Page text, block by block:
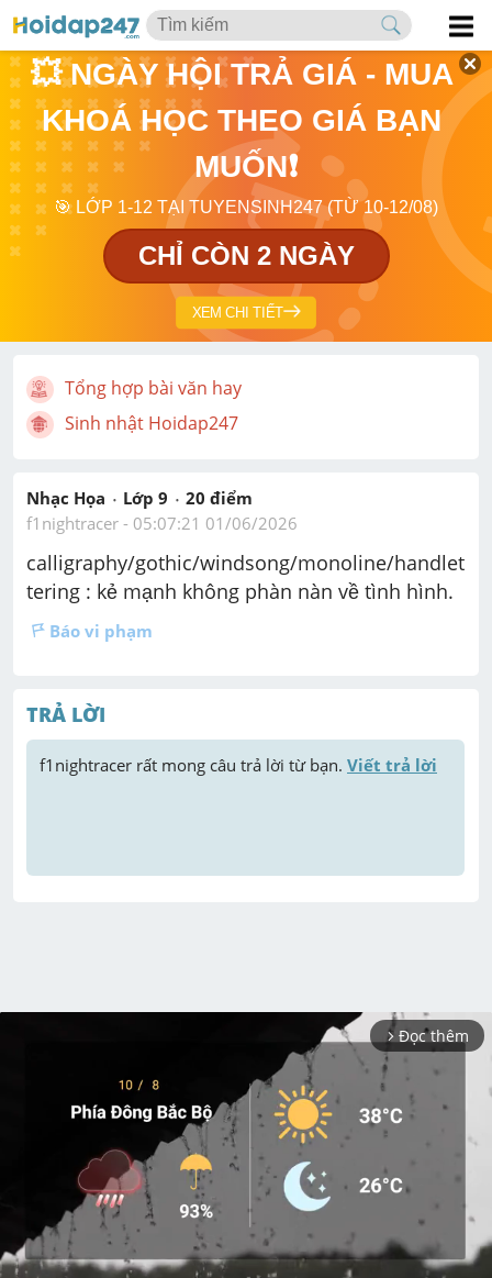
💥 NGÀY HỘI TRẢ GIÁ - MUA
KHOÁ HỌC THEO GIÁ BẠN
MUỐN❗
🎯 LỚP 1-12 TẠI TUYENSINH247 (TỪ 10-12/08)
CHỈ CÒN 2 NGÀY
XEM CHI TIẾT
Tổng hợp bài văn hay
Sinh nhật Hoidap247
Nhạc Họa Lớp 9 20 điểm
f1nightracer - 05:07:21 01/06/2026
calligraphy/gothic/windsong/monoline/handlet
tering : kẻ mạnh không phàn nàn về tình hình.
Báo vi phạm
TRẢ LỜI
f1nightracer rất mong câu trả lời từ bạn. Viết trả lời
arrow_forward_ios Đọc thêm